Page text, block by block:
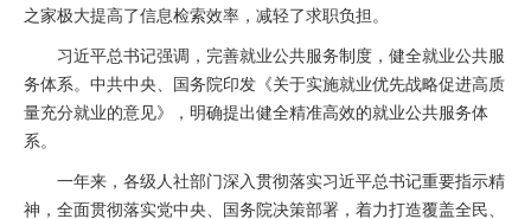
之家极大提高了信息检索效率，减轻了求职负担。
习近平总书记强调，完善就业公共服务制度，健全就业公共服
务体系。中共中央、国务院印发《关于实施就业优先战略促进高质
量充分就业的意见》，明确提出健全精准高效的就业公共服务体
系。
一年来，各级人社部门深入贯彻落实习近平总书记重要指示精
神，全面贯彻落实党中央、国务院决策部署，着力打造覆盖全民、